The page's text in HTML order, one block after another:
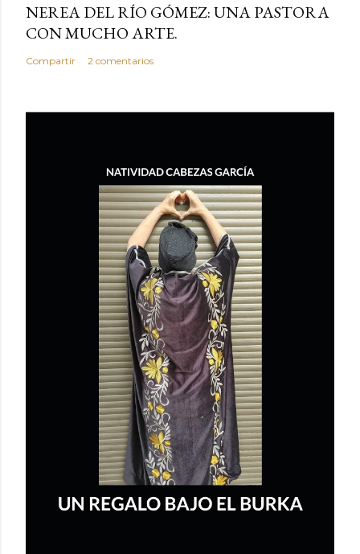
NEREA DEL RÍO GÓMEZ: UNA PASTORA
CON MUCHO ARTE.
Compartir 2 comentarios